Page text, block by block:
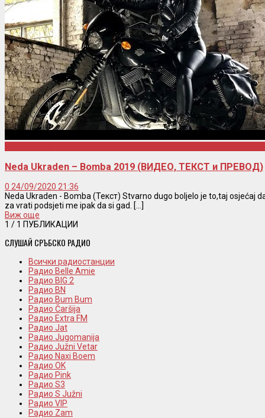
Neda Ukraden – Bomba 2019 (ВИДЕО, ТЕКСТ и ПРЕВОД)
0 24/09/2020 21:36
Neda Ukraden - Bomba (Текст) Stvarno dugo boljelo je to,taj osjećaj
za vrati podsjeti me ipak da si gad. [...]
Виж още
1 / 1 ПУБЛИКАЦИИ
СЛУШАЙ СРЪБСКО РАДИО
Всички радиостанции
Радио Belle Amie
Радио BIG 2
Радио BN
Радио Bum Bum
Радио Čaršija
Радио Extra FM
Радио Jat
Радио Jugomanija
Радио Južni Vetar
Радио Naxi Boem
Радио OK
Радио Pink
Радио S3
Радио S Južni
Радио VIP
Радио Zam